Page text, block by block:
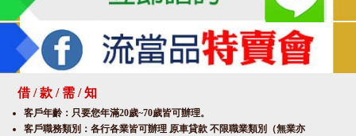
或違法之處；屏東地檢署檢察官認為應論以殺人未遂罪，量
刑過輕等為無理由，據此駁回上訴，維持原判。案經檢察官
上訴，最高法院認為，二審判決並無違背法令之處，日前駁
回上訴，全案定讞。
轉自此處
台北金成當舖,金成當舖,金成當鋪,台北大安當舖,大安
借 / 款 / 需 / 知
客戶年齡：只要您年滿20歲~70歲皆可辦理。
客戶職務類別：各行各業皆可辦理 原車貸款 不限職業類別（無業亦